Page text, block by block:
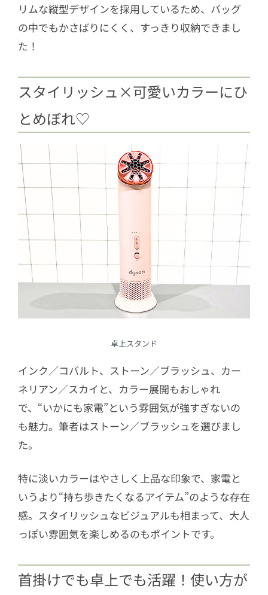
リムな縦型デザインを採用しているため、バッグ
の中でもかさばりにくく、すっきり収納できまし
た！
スタイリッシュ×可愛いカラーにひ
とめぼれ♡
卓上スタンド
インク／コバルト、ストーン／ブラッシュ、カー
ネリアン／スカイと、カラー展開もおしゃれ
で、“いかにも家電”という雰囲気が強すぎないの
も魅力。筆者はストーン／ブラッシュを選びまし
た。
特に淡いカラーはやさしく上品な印象で、家電と
いうより“持ち歩きたくなるアイテム”のような存在
感。スタイリッシュなビジュアルも相まって、大人
っぽい雰囲気を楽しめるのもポイントです。
首掛けでも卓上でも活躍！使い方が